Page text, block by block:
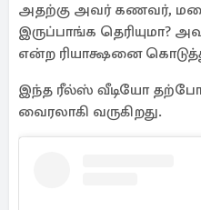
அதற்கு அவர் கணவர்,
இருப்பாங்க தெரியுமா?
என்ற ரியாக்ஷனை
இந்த ரீல்ஸ் வீடியோ
வைரலாகி வருகிறது.